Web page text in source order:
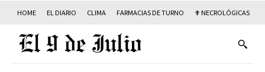
HOME EL DIARIO CLIMA FARMACIAS DE TURNO ✟ NECROLÓGICAS